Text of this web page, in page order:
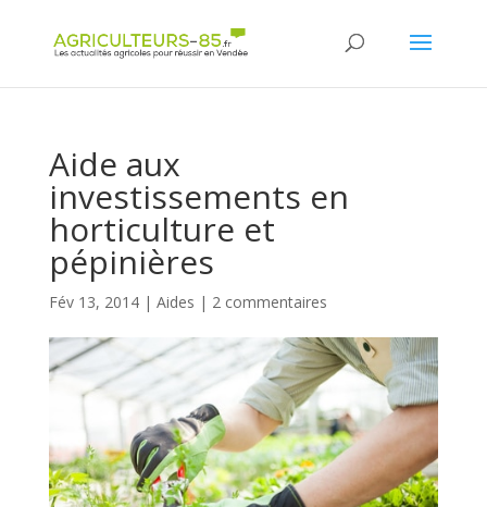
Aide aux
investissements en
horticulture et
pépinières
Fév 13, 2014| Aides | 2 commentaires